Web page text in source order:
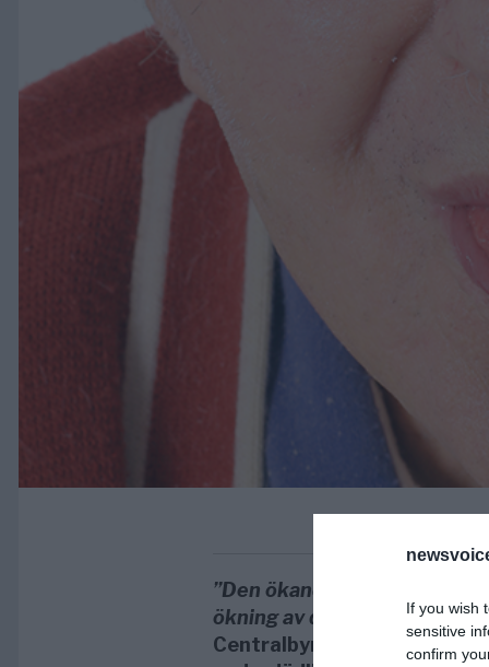
If you wish
sensitive
confirm
”Den ökande spridningen
ökning av dödsfallen i
Centralbyrån (SCB) som